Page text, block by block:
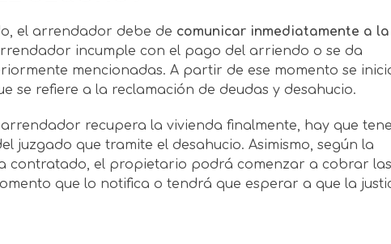
el arrendador debe de comunicar inmediatamente a la
incumple con el pago del arriendo o se da
mencionadas. A partir de ese momento se
se refiere a la reclamación de deudas y desahucio.
recupera la vivienda finalmente, hay que
juzgado que tramite el desahucio. Asimismo, según la
contratado, el propietario podrá comenzar a cobrar las
que lo notifica o tendrá que esperar a que la